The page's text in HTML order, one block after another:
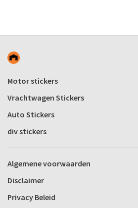
Motor stickers
Vrachtwagen Stickers
Auto Stickers
div stickers
Algemene voorwaarden
Disclaimer
Privacy Beleid